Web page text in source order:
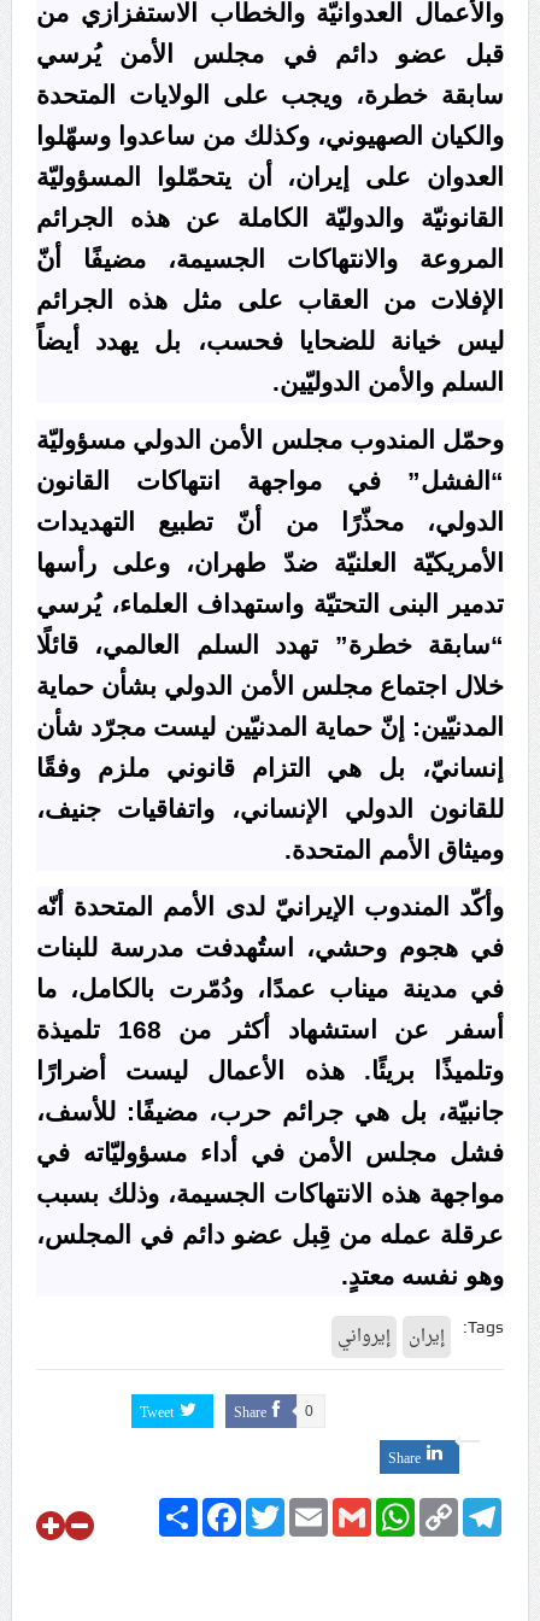
علماء البحرين: طلب الترخيص والإجازة من السلطة في
ممارسة الشعائر الحسينيّة هو في حقيقته محاربة لقضيّة
الإمام الحسين «ع»
لجنة مراسم الوداع والتشييع ومواراة الجثمان للإمام الشهيد
السيّد علي الحسيني الخامنئي تنشر تفاصيل التشييع في
إيران والعراق
والأعمال العدوانيّة والخطاب الاستفزازي من
قبل عضو دائم في مجلس الأمن يُرسي
سابقة خطرة، ويجب على الولايات المتحدة
والكيان الصهيوني، وكذلك من ساعدوا وسهّلوا
العدوان على إيران، أن يتحمّلوا المسؤوليّة
القانونيّة والدوليّة الكاملة عن هذه الجرائم
المروعة والانتهاكات الجسيمة، مضيفًا أنّ
الإفلات من العقاب على مثل هذه الجرائم
ليس خيانة للضحايا فحسب، بل يهدد أيضاً
السلم والأمن الدوليّين.
وحمّل المندوب مجلس الأمن الدولي مسؤوليّة
“الفشل” في مواجهة انتهاكات القانون
الدولي، محذّرًا من أنّ تطبيع التهديدات
الأمريكيّة العلنيّة ضدّ طهران، وعلى رأسها
تدمير البنى التحتيّة واستهداف العلماء، يُرسي
“سابقة خطرة” تهدد السلم العالمي، قائلًا
خلال اجتماع مجلس الأمن الدولي بشأن حماية
المدنيّين: إنّ حماية المدنيّين ليست مجرّد شأن
إنسانيّ، بل هي التزام قانوني ملزم وفقًا
للقانون الدولي الإنساني، واتفاقيات جنيف،
وميثاق الأمم المتحدة.
وأكّد المندوب الإيرانيّ لدى الأمم المتحدة أنّه
في هجوم وحشي، استُهدفت مدرسة للبنات
في مدينة ميناب عمدًا، ودُمّرت بالكامل، ما
أسفر عن استشهاد أكثر من 168 تلميذة
وتلميذًا بريئًا. هذه الأعمال ليست أضرارًا
جانبيّة، بل هي جرائم حرب، مضيفًا: للأسف،
فشل مجلس الأمن في أداء مسؤوليّاته في
مواجهة هذه الانتهاكات الجسيمة، وذلك بسبب
عرقلة عمله من قِبل عضو دائم في المجلس،
وهو نفسه معتدٍ.
Tags: إيران إيرواني
Share 0
Tweet
Share
ShareFacebookTwitterEmailGmail
WhatsApp Copy
Link
Telegram